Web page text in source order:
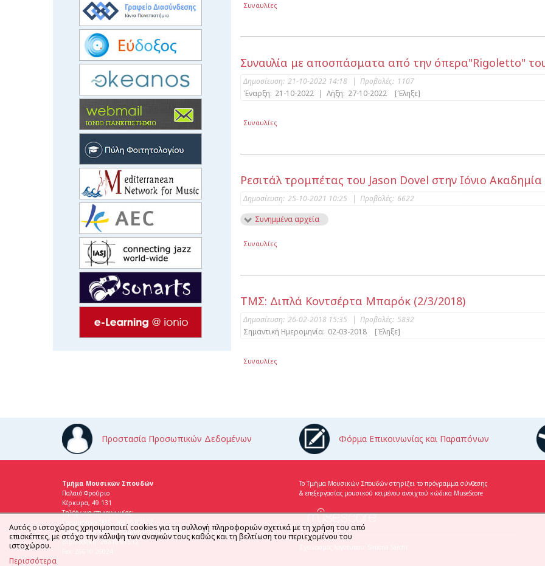
Συναυλίες
Συναυλία με αποσπάσματα από την όπερα"Rigoletto"
Δημοσίευση: 21-10-2022 14:18 | Προβολές: 1107
Έναρξη: 21-10-2022 | Λήξη: 27-10-2022 [Έληξε]
Συναυλίες
Ρεσιτάλ τρομπέτας του Jason Dovel στην Ιόνιο Ακαδημία
Δημοσίευση: 25-10-2021 10:25 | Προβολές: 6622
Συνημμένα αρχεία
Συναυλίες
ΤΜΣ: Διπλά Κοντσέρτα Μπαρόκ (2/3/2018)
Δημοσίευση: 26-02-2018 15:35 | Προβολές: 5832
Σημαντική Ημερομηνία: 02-03-2018 [Έληξε]
Συναυλίες
Προστασία Προσωπικών Δεδομένων Φόρμα Επικοινωνίας και Παραπόνων
Τμήμα Μουσικών Σπουδών
Παλαιό Φρούριο
Κέρκυρα, 49 131
Τηλέφωνα επικοινωνίας:
Πρόγραμμα Μεταπτυχιακών Σπουδών ΤΜΣ: 26610 87523
Βιβλιοθήκη: 26610 87512
Το Τμήμα Μουσικών Σπουδών στηρίζει το πρόγραμμα σύνθεσης
& επεξεργασίας μουσικού κειμένου ανοιχτού κώδικα MuseScore
Αυτός ο ιστοχώρος χρησιμοποιεί cookies για τη συλλογή πληροφοριών σχετικά με τη χρήση του από
επισκέπτες, με στόχο την κάλυψη των αναγκών τους καθώς και τη βελτίωση του περιεχομένου του
ιστοχώρου.
Περισσότερα